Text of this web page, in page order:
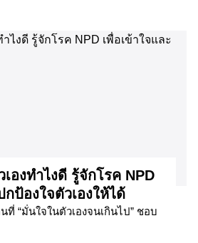
องทำไงดี รู้จักโรค NPD
กป้องใจตัวเองให้ได้
ที่ “มั่นใจในตัวเองจนเกินไป” ชอบ